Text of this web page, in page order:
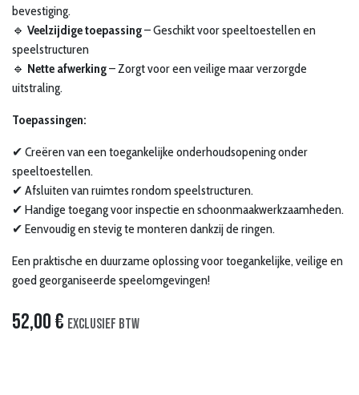
bevestiging.
🔹 Veelzijdige toepassing– Geschikt voor speeltoestellen en
speelstructuren
🔹 Nette afwerking– Zorgt voor een veilige maar verzorgde
uitstraling.
Toepassingen:
✔ Creëren van een toegankelijke onderhoudsopening onder
speeltoestellen.
✔ Afsluiten van ruimtes rondom speelstructuren.
✔ Handige toegang voor inspectie en schoonmaakwerkzaamheden.
✔ Eenvoudig en stevig te monteren dankzij de ringen.
Een praktische en duurzame oplossing voor toegankelijke, veilige en
goed georganiseerde speelomgevingen!
52,00€ Exclusief btw